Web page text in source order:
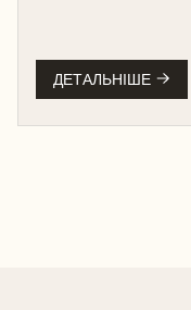
ДЕТАЛЬНІШЕ